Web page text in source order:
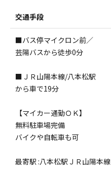
交通手段
■バス停マイクロン前／
芸陽バスから徒歩0分
■ＪＲ山陽本線/八本松駅
から車で19分
【マイカー通勤ＯＫ】
無料駐車場完備
バイクや自転車も可
最寄駅 :八本松駅ＪＲ山陽本線